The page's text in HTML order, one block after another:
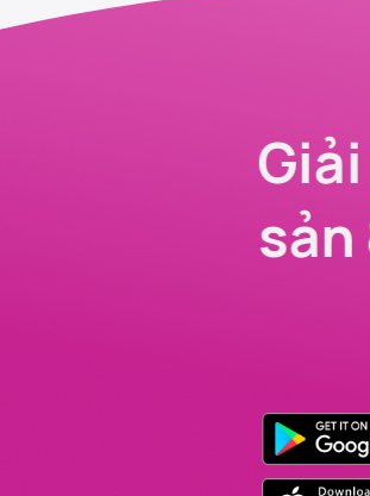
sản